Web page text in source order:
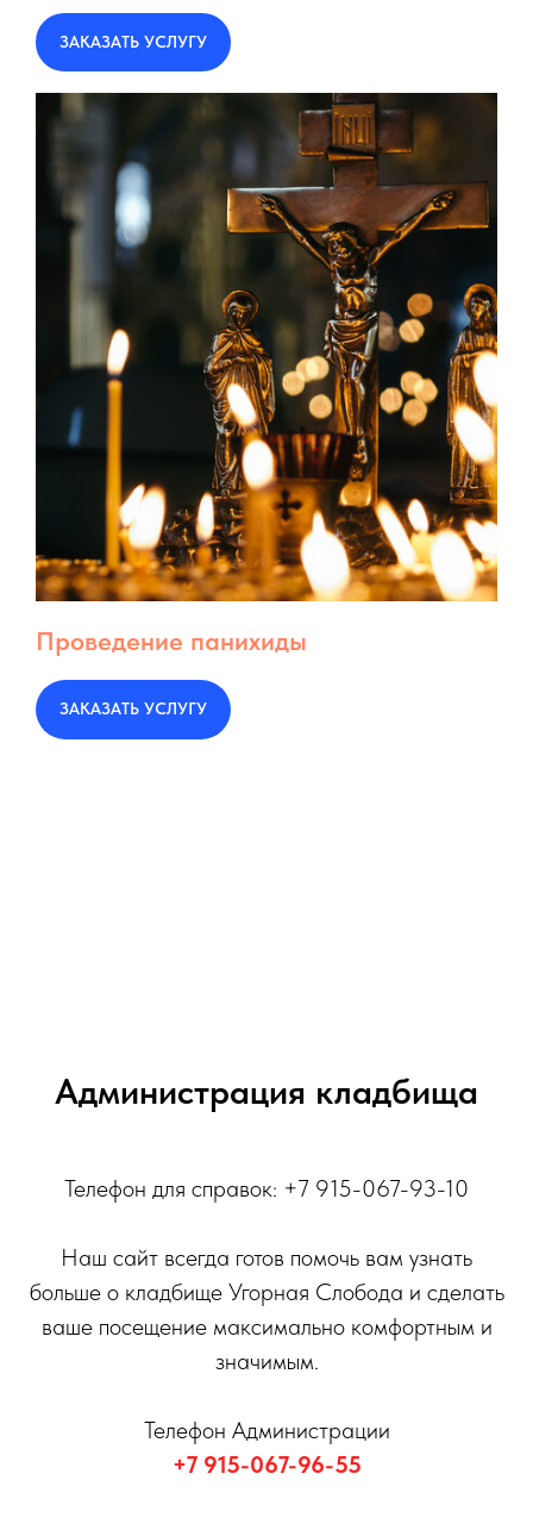
ЗАКАЗАТЬ УСЛУГУ
Проведение панихиды
ЗАКАЗАТЬ УСЛУГУ
Администрация кладбища
Телефон для справок: +7 915-067-93-10
Наш сайт всегда готов помочь вам узнать
больше о кладбище Угорная Слобода и сделать
ваше посещение максимально комфортным и
значимым.
Телефон Администрации
+7 915-067-96-55